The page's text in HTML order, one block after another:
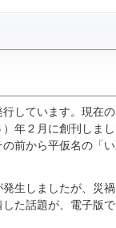
しています。現在
年２月に創刊しまし
前から平仮名の「
生しましたが、災
た話題が、電子版